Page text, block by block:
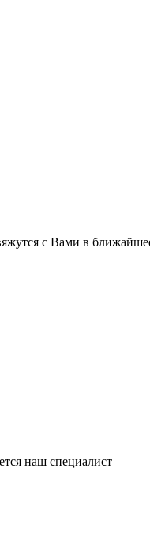
с Вами в
наш специалист